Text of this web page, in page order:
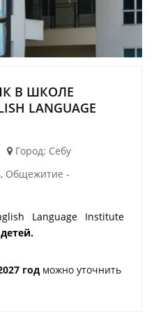
В ШКОЛЕ
LANGUAGE
Город: Себу
Общежитие -
Language Institute
год можно уточнить